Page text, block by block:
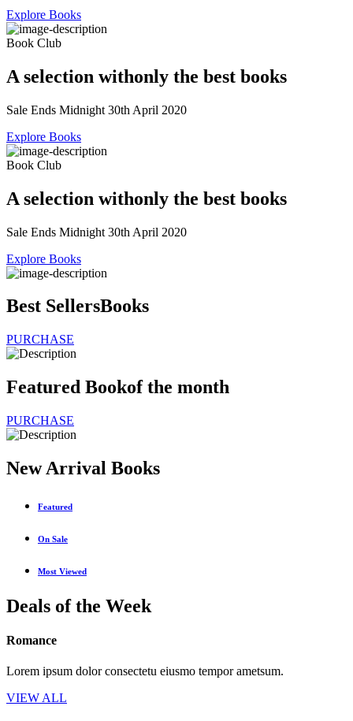
Explore Books
Book Club
A selection withonly the best books
Sale Ends Midnight 30th April 2020
Explore Books
Book Club
A selection withonly the best books
Sale Ends Midnight 30th April 2020
Explore Books
Best SellersBooks
PURCHASE
Featured Bookof the month
PURCHASE
New Arrival Books
Featured
On Sale
Most Viewed
Deals of the Week
Romance
Lorem ipsum dolor consectetu eiusmo tempor ametsum.
VIEW ALL